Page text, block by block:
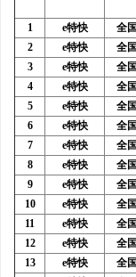
1
e特快 全国
2
e特快 全国
3
e特快 全国
4
e特快 全国
5
e特快 全国
6
e特快 全国
7
e特快 全国
8
e特快 全国
9
e特快 全国
10
e特快 全国
11
e特快 全国
12
e特快 全国
13
e特快 全国
马影视：打造优质影视